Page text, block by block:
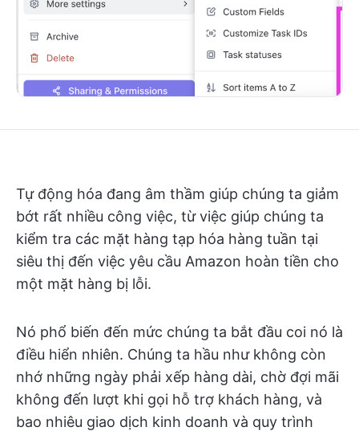
Tự động hóa đang âm thầm giúp chúng ta giảm
bớt rất nhiều công việc, từ việc giúp chúng ta
kiểm tra các mặt hàng tạp hóa hàng tuần tại
siêu thị đến việc yêu cầu Amazon hoàn tiền cho
một mặt hàng bị lỗi.
Nó phổ biến đến mức chúng ta bắt đầu coi nó là
điều hiển nhiên. Chúng ta hầu như không còn
nhớ những ngày phải xếp hàng dài, chờ đợi mãi
không đến lượt khi gọi hỗ trợ khách hàng, và
bao nhiêu giao dịch kinh doanh và quy trình